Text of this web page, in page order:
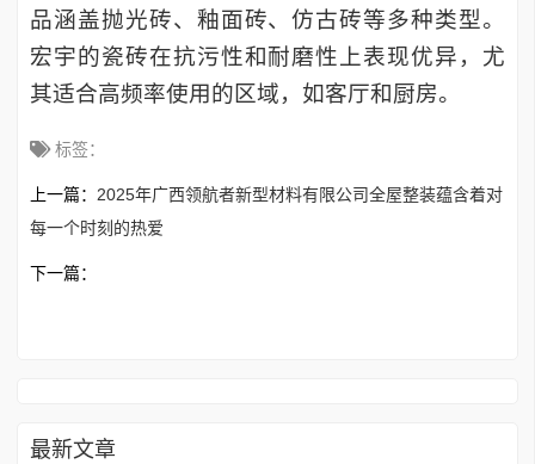
品涵盖抛光砖、釉面砖、仿古砖等多种类型。
宏宇的瓷砖在抗污性和耐磨性上表现优异，尤
其适合高频率使用的区域，如客厅和厨房。
标签：
上一篇： 2025年广西领航者新型材料有限公司全屋整装蕴含着对
每一个时刻的热爱
下一篇：
最新文章